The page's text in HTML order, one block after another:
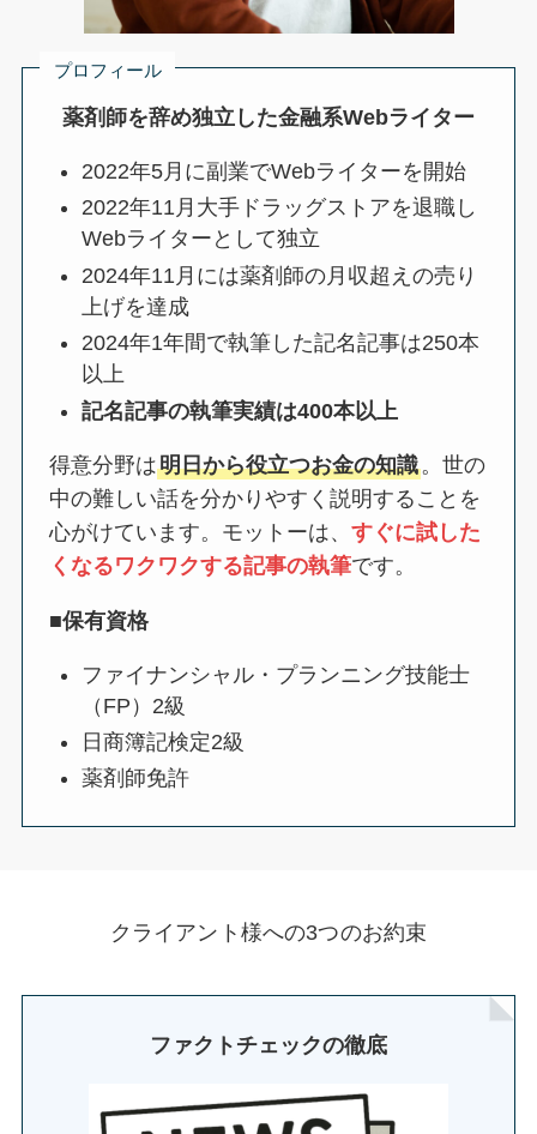
プロフィール
薬剤師を辞め独立した金融系Webライター
2022年5月に副業でWebライターを開始
2022年11月大手ドラッグストアを退職し
Webライターとして独立
2024年11月には薬剤師の月収超えの売り
上げを達成
2024年1年間で執筆した記名記事は250本
以上
記名記事の執筆実績は400本以上
得意分野は明日から役立つお金の知識。世の
中の難しい話を分かりやすく説明することを
心がけています。モットーは、すぐに試した
くなるワクワクする記事の執筆です。
■保有資格
ファイナンシャル・プランニング技能士
（FP）2級
日商簿記検定2級
薬剤師免許
クライアント様への3つのお約束
ファクトチェックの徹底